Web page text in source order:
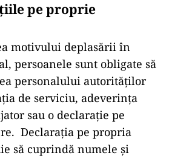
pe proprie
motivului deplasării în
persoanele sunt obligate să
personalului autorităţilor
de serviciu, adeverinţa
sau o declaraţie pe
Declaraţia pe propria
să cuprindă numele şi